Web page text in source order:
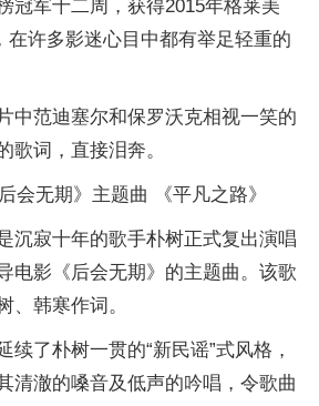
冠军十二周，获得2015年格莱美
在许多影迷心目中都有举足轻重的
中范迪塞尔和保罗沃克相视一笑的
歌词，直接泪奔。
会无期》主题曲 《平凡之路》
沉寂十年的歌手朴树正式复出演唱
电影《后会无期》的主题曲。该歌
、韩寒作词。
续了朴树一贯的“新民谣”式风格，
清澈的嗓音及低声的吟唱，令歌曲